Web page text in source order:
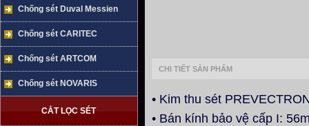
Chống sét Duval Messien
Chống sét CARITEC
Chống sét ARTCOM
Chống sét NOVARIS
CẮT LỌC SÉT
CHI TIẾT SẢN PHẨM
• Kim thu sét
• Bán kính bảo vệ cấp I: